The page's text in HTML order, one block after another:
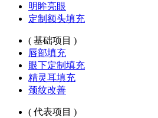
明眸亮眼
定制额头填充
( 基础项目 )
唇部填充
眼下定制填充
精灵耳填充
颈纹改善
( 代表项目 )